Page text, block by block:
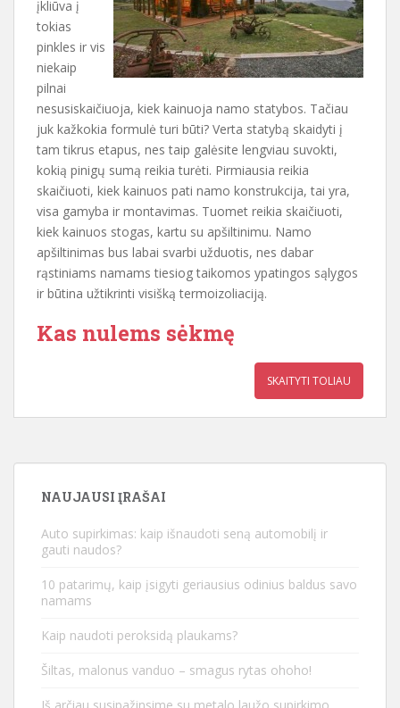
įkliūva į
tokias
pinkles ir vis
niekaip
pilnai
nesusiskaičiuoja, kiek kainuoja namo statybos. Tačiau
juk kažkokia formulė turi būti? Verta statybą skaidyti į
tam tikrus etapus, nes taip galėsite lengviau suvokti,
kokią pinigų sumą reikia turėti. Pirmiausia reikia
skaičiuoti, kiek kainuos pati namo konstrukcija, tai yra,
visa gamyba ir montavimas. Tuomet reikia skaičiuoti,
kiek kainuos stogas, kartu su apšiltinimu. Namo
apšiltinimas bus labai svarbi užduotis, nes dabar
rąstiniams namams tiesiog taikomos ypatingos sąlygos
ir būtina užtikrinti visišką termoizoliaciją.
Kas nulems sėkmę
SKAITYTI TOLIAU
NAUJAUSI ĮRAŠAI
Auto supirkimas: kaip išnaudoti seną automobilį ir
gauti naudos?
10 patarimų, kaip įsigyti geriausius odinius baldus savo
namams
Kaip naudoti peroksidą plaukams?
Šiltas, malonus vanduo – smagus rytas ohoho!